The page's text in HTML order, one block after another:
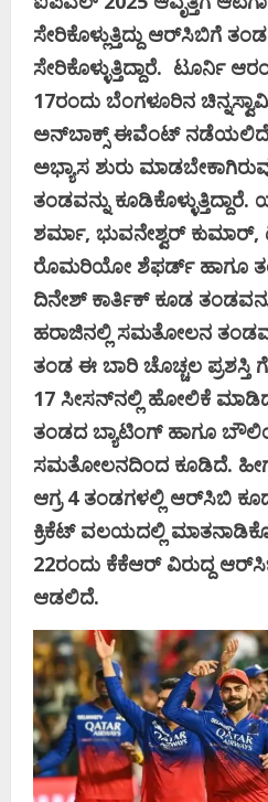
ಸೇರಿಕೊಳ್ಲುತ್ತಿದ್ದು ಆರ್‌ಸಿಬಿಗೆ
ಸೇರಿಕೊಳ್ಳುತ್ತಿದ್ದಾರೆ. ಟೂರ್ನಿ
17ರಂದು ಬೆಂಗಳೂರಿನ
ಅನ್‌ಬಾಕ್ಸ್‌ ಈವೆಂಟ್‌
ಅಭ್ಯಾಸ ಶುರು
ತಂಡವನ್ನು
ಶರ್ಮಾ, ಭುವನೇಶ್ವರ್‌
ರೊಮರಿಯೋ ಶೆಫರ್ಡ್‌ ಹಾಗೂ
ದಿನೇಶ್‌ ಕಾರ್ತಿಕ್‌ ಕೂಡ
ಹರಾಜಿನಲ್ಲಿ ಸಮತೋಲನ
ತಂಡ ಈ ಬಾರಿ ಚೊಚ್ಚಲ ಪ್ರಶಸ್ತಿ
17 ಸೀಸನ್‌ನಲ್ಲಿ ಹೋಲಿಕೆ
ತಂಡದ ಬ್ಯಾಟಿಂಗ್‌ ಹಾಗೂ
ಸಮತೋಲನದಿಂದ ಕೂಡಿದೆ.
ಆಗ್ರ 4 ತಂಡಗಳಲ್ಲಿ ಆರ್‌ಸಿಬಿ
ಕ್ರಿಕೆಟ್‌ ವಲಯದಲ್ಲಿ
22ರಂದು ಕೆಕೆಆರ್‌ ವಿರುದ್ದ
ಆಡಲಿದೆ.